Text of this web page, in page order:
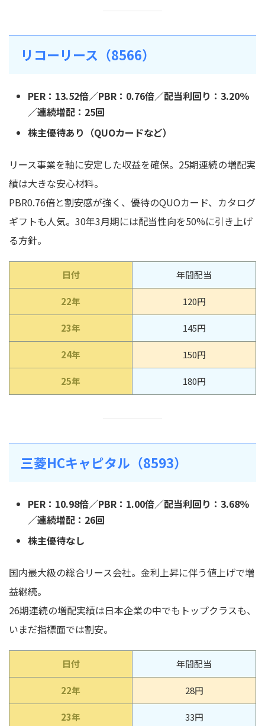
リコーリース（8566）
PER：13.52倍／PBR：0.76倍／配当利回り：3.20％
／連続増配：25回
株主優待あり（QUOカードなど）
リース事業を軸に安定した収益を確保。25期連続の増配実
績は大きな安心材料。
PBR0.76倍と割安感が強く、優待のQUOカード、カタログ
ギフトも人気。30年3月期には配当性向を50%に引き上げ
る方針。
日付 年間配当
22年 120円
23年 145円
24年 150円
25年 180円
三菱HCキャピタル（8593）
PER：10.98倍／PBR：1.00倍／配当利回り：3.68％
／連続増配：26回
株主優待なし
国内最大級の総合リース会社。金利上昇に伴う値上げで増
益継続。
26期連続の増配実績は日本企業の中でもトップクラスも、
いまだ指標面では割安。
日付 年間配当
22年 28円
23年 33円